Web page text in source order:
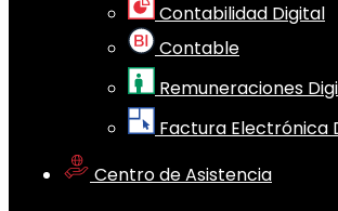
Contabilidad Digital
Contable
Remuneraciones
Factura Electrónica
Centro de Asistencia